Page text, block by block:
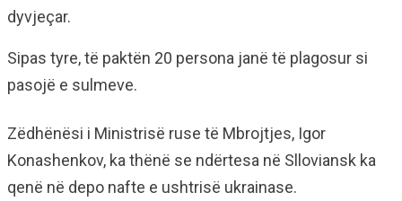
dyvjeçar.
Sipas tyre, të paktën 20 persona janë të plagosur si
pasojë e sulmeve.
Zëdhënësi i Ministrisë ruse të Mbrojtjes, Igor
Konashenkov, ka thënë se ndërtesa në Slloviansk ka
qenë në depo nafte e ushtrisë ukrainase.